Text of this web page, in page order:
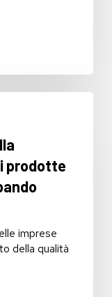
prodotte
imprese
della qualità